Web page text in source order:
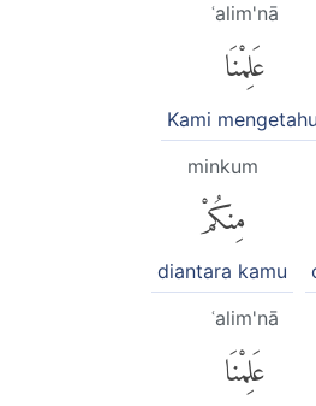
ʿalim'nā
عَلِمْنَا
Kami
minkum
مِنكُمْ
diantara kamu
ʿalim'nā
عَلِمْنَا